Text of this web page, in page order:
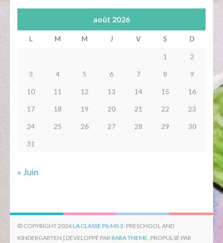
août 2026
L M M J V S D
1 2
3 4 5 6 7 8 9
10 11 12 13 14 15 16
17 18 19 20 21 22 23
24 25 26 27 28 29 30
31
« Juin
© COPYRIGHT 2026LA CLASSE PS-MS 2. PRESCHOOL AND
KINDERGARTEN | DÉVELOPPÉ PARRARA THEME. PROPULSÉ PAR